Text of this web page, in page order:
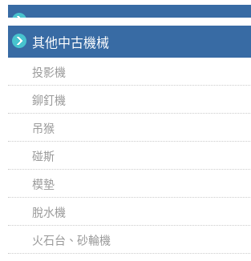
其他中古機械
投影機
鉚釘機
吊猴
碰斯
模墊
脫水機
火石台、砂輪機